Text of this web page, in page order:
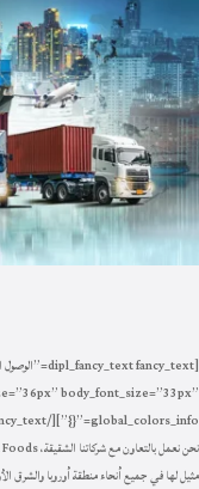
body_font_size=”33px”
global_colors_info=”{}”][/dipl_fancy_text]
مثيل لها في جميع أنحاء منطقة أوروبا والشرق